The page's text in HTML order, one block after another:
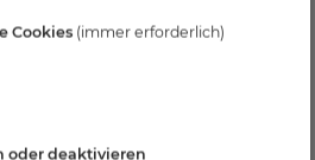
von einer
Auswahl an
findest du eine
Cookies (immer erforderlich)
oder deaktivieren